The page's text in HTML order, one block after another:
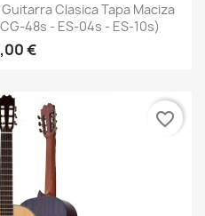
Clasica Tapa Maciza
48s - ES-04s - ES-10s)
€
favorite_border